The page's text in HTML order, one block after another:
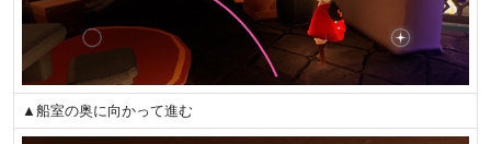
▲船室の奥に向かって進む